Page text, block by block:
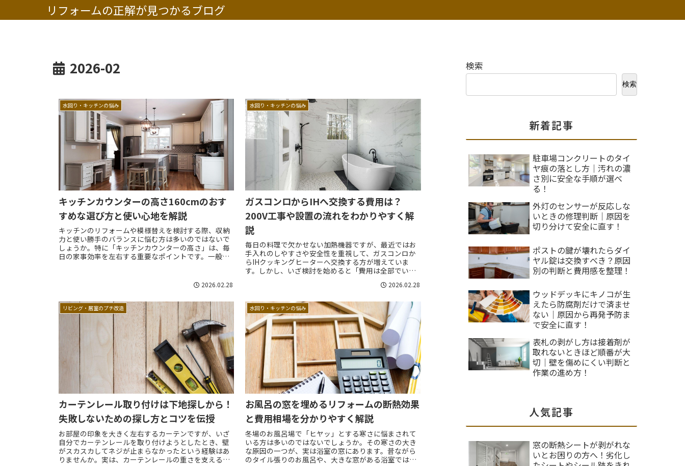
リフォームの正解が見つかるブログ
2026-02
水回り・キッチンの悩み
キッチンカウンターの高さ160cmのおす
すめな選び方と使い心地を解説
キッチンのリフォームや模様替えを検討する際、収納
力と使い勝手のバランスに悩む方は多いのではないで
しょうか。特に「キッチンカウンターの高さ」は、毎
日の家事効率を左右する重要なポイントです。一般的
2026.02.28
水回り・キッチンの悩み
ガスコンロからIHへ交換する費用は？
200V工事や設置の流れをわかりやすく解
説
毎日の料理で欠かせない加熱機器ですが、最近ではお
手入れのしやすさや安全性を重視して、ガスコンロか
らIHクッキングヒーターへ交換する方が増えていま
す。しかし、いざ検討を始めると「費用は全部でいく
2026.02.28
リビング・居室のプチ改造
カーテンレール取り付けは下地探しから！
失敗しないための探し方とコツを伝授
お部屋の印象を大きく左右するカーテンですが、いざ
自分でカーテンレールを取り付けようとしたとき、壁
がスカスカしてネジが止まらなかったという経験はあ
りませんか。実は、カーテンレールの重さを支えるた
水回り・キッチンの悩み
お風呂の窓を埋めるリフォームの断熱効果
と費用相場を分かりやすく解説
冬場のお風呂場で「ヒヤッ」とする寒さに悩まされて
いる方は多いのではないでしょうか。その寒さの大き
な原因の一つが、実は浴室の窓にあります。昔ながら
のタイル張りのお風呂や、大きな窓がある浴室では、
検索
検索
新着記事
駐車場コンクリートのタイ
ヤ痕の落とし方｜汚れの濃
さ別に安全な手順が選べ
る！
外灯のセンサーが反応しな
いときの修理判断｜原因を
切り分けて安全に直す！
ポストの鍵が壊れたらダイ
ヤル錠は交換すべき？原因
別の判断と費用感を整理！
ウッドデッキにキノコが生
えたら防腐剤だけで済ませ
ない｜原因から再発予防ま
で安全に直す！
表札の剥がし方は接着剤が
取れないときほど順番が大
切｜壁を傷めにくい判断と
作業の進め方！
人気記事
窓の断熱シートが剥がれな
いとお困りの方へ！劣化し